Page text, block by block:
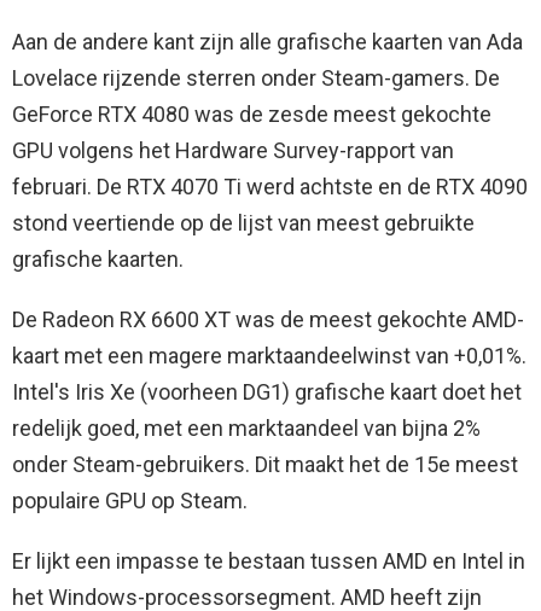
Aan de andere kant zijn alle grafische kaarten van Ada
Lovelace rijzende sterren onder Steam-gamers. De
GeForce RTX 4080 was de zesde meest gekochte
GPU volgens het Hardware Survey-rapport van
februari. De RTX 4070 Ti werd achtste en de RTX 4090
stond veertiende op de lijst van meest gebruikte
grafische kaarten.
De Radeon RX 6600 XT was de meest gekochte AMD-
kaart met een magere marktaandeelwinst van +0,01%.
Intel's Iris Xe (voorheen DG1) grafische kaart doet het
redelijk goed, met een marktaandeel van bijna 2%
onder Steam-gebruikers. Dit maakt het de 15e meest
populaire GPU op Steam.
Er lijkt een impasse te bestaan ​​tussen AMD en Intel in
het Windows-processorsegment. AMD heeft zijn